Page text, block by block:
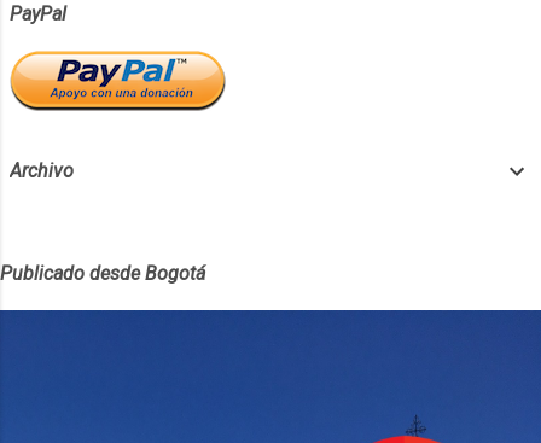
PayPal
Archivo
Publicado desde Bogotá